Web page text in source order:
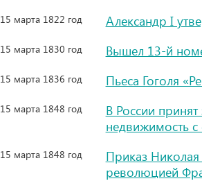
15 марта 1822 год Александр I
15 марта 1830 год Вышел 13-й
15 марта 1836 год Пьеса Гоголя
15 марта 1848 год
В России
недвижимость
15 марта 1848 год
Приказ
революцией